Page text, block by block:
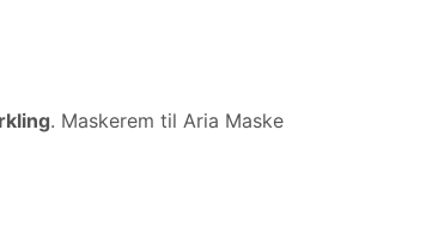
. Maskerem til Aria Maske